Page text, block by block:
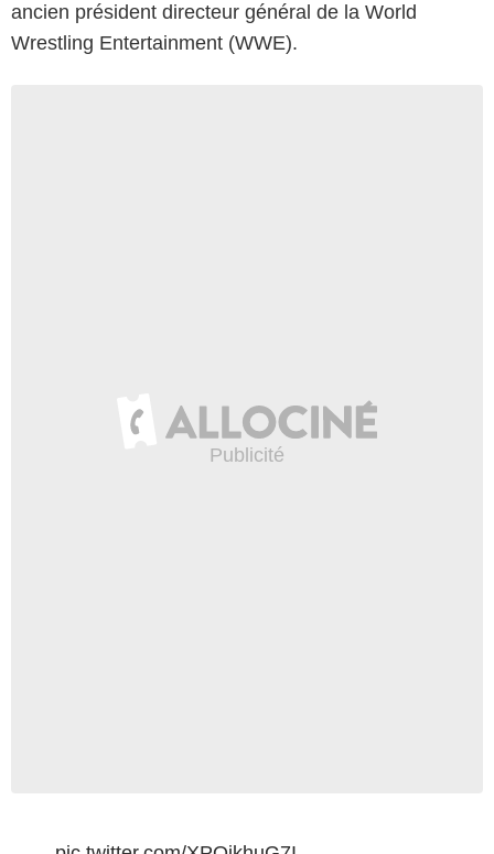
ancien président directeur général de la World
Wrestling Entertainment (WWE).